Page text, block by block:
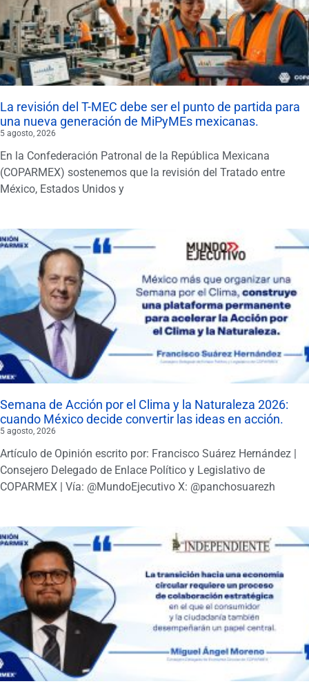
La revisión del T-MEC debe ser el punto de partida para
una nueva generación de MiPyMEs mexicanas.
5 agosto, 2026
En la Confederación Patronal de la República Mexicana
(COPARMEX) sostenemos que la revisión del Tratado entre
México, Estados Unidos y
Semana de Acción por el Clima y la Naturaleza 2026:
cuando México decide convertir las ideas en acción.
5 agosto, 2026
Artículo de Opinión escrito por: Francisco Suárez Hernández |
Consejero Delegado de Enlace Político y Legislativo de
COPARMEX | Vía: @MundoEjecutivo X: @panchosuarezh